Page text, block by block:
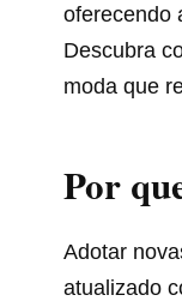
oferecendo
Descubra
moda que
Por
Adotar
atualizado